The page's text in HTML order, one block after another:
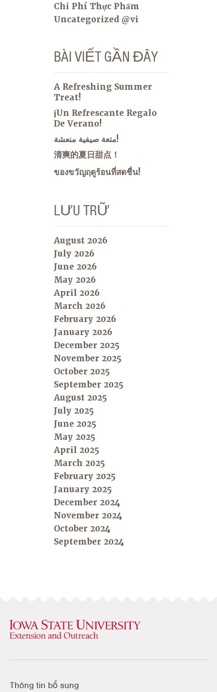
Chi Phí Thực Phẩm
Uncategorized @vi
BÀI VIẾT GẦN ĐÂY
A Refreshing Summer
Treat!
¡Un Refrescante Regalo
De Verano!
متعة صيفية منعشة!
清爽的夏日甜点！
ของขวัญฤดูร้อนที่สดชื่น!
LƯU TRỮ
August 2026
July 2026
June 2026
May 2026
April 2026
March 2026
February 2026
January 2026
December 2025
November 2025
October 2025
September 2025
August 2025
July 2025
June 2025
May 2025
April 2025
March 2025
February 2025
January 2025
December 2024
November 2024
October 2024
September 2024
Thông tin bổ sung